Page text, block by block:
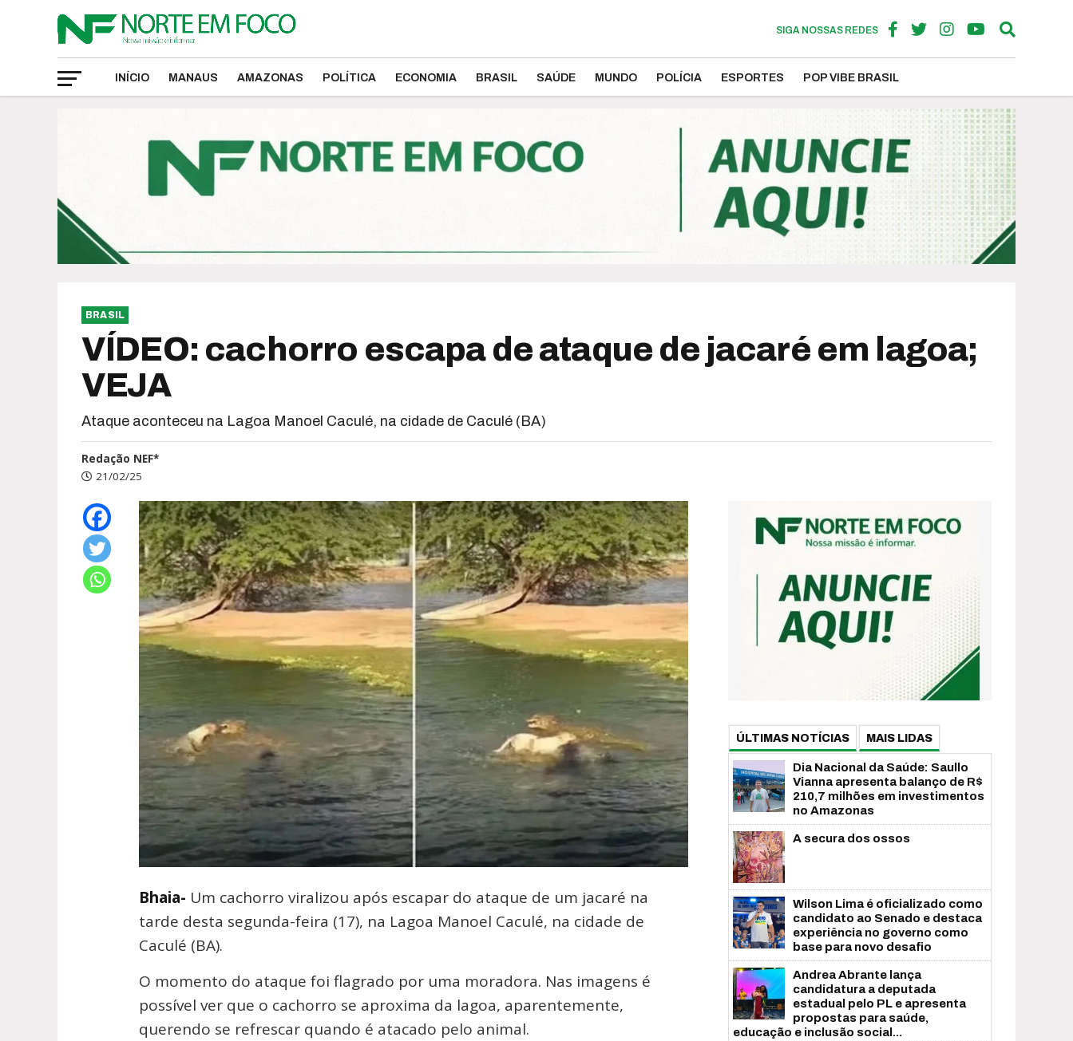
SIGA NOSSAS REDES
INÍCIO MANAUS AMAZONAS POLÍTICA ECONOMIA BRASIL SAÚDE MUNDO POLÍCIA ESPORTES POP VIBE BRASIL
BRASIL
VÍDEO: cachorro escapa de ataque de jacaré em lagoa;
VEJA
Ataque aconteceu na Lagoa Manoel Caculé, na cidade de Caculé (BA)
Redação NEF*
21/02/25
Bhaia- Um cachorro viralizou após escapar do ataque de um jacaré na
tarde desta segunda-feira (17), na Lagoa Manoel Caculé, na cidade de
Caculé (BA).
O momento do ataque foi flagrado por uma moradora. Nas imagens é
possível ver que o cachorro se aproxima da lagoa, aparentemente,
querendo se refrescar quando é atacado pelo animal.
ÚLTIMAS NOTÍCIAS MAIS LIDAS
Dia Nacional da Saúde: Saullo
Vianna apresenta balanço de R$
210,7 milhões em investimentos
no Amazonas
A secura dos ossos
Wilson Lima é oficializado como
candidato ao Senado e destaca
experiência no governo como
base para novo desafio
Andrea Abrante lança
candidatura a deputada
estadual pelo PL e apresenta
propostas para saúde,
educação e inclusão social...